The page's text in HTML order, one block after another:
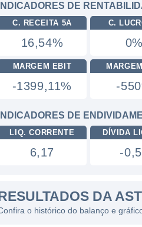
INDICADORES DE
C. RECEITA 5A
16,54%
C.
0%
MARGEM EBIT
-1399,11% -
INDICADORES DE
LIQ. CORRENTE
6,17
DÍVIDA
-
DA
o histórico do balanço e